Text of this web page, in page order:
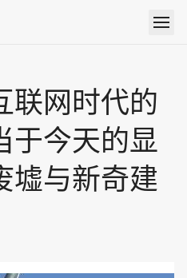
联网时代的
于今天的显
墟与新奇建